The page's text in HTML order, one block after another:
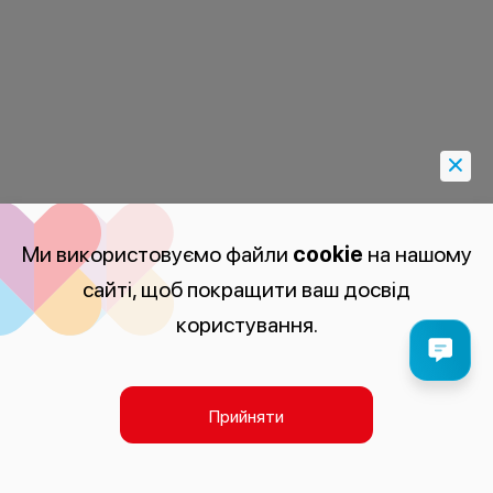
Ми використовуємо файли cookie на нашому
сайті, щоб покращити ваш досвід
користування.
Прийняти